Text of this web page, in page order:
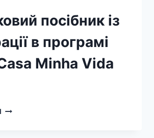
посібник із
в програмі
Minha Vida